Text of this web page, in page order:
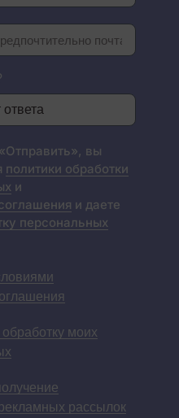
вы
политики обработки
и
и даете
персональных
моих
рассылок